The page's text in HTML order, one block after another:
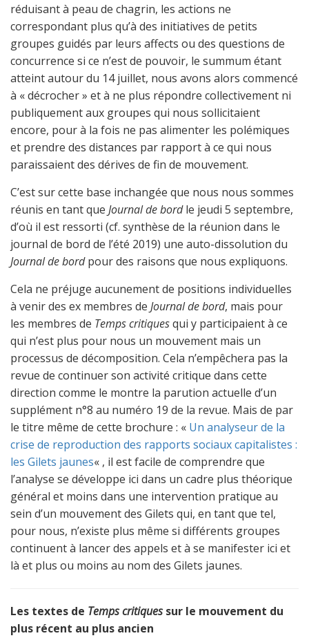
réduisant à peau de chagrin, les actions ne
correspondant plus qu’à des initiatives de petits
groupes guidés par leurs affects ou des questions de
concurrence si ce n’est de pouvoir, le summum étant
atteint autour du 14 juillet, nous avons alors commencé
à « décrocher » et à ne plus répondre collectivement ni
publiquement aux groupes qui nous sollicitaient
encore, pour à la fois ne pas alimenter les polémiques
et prendre des distances par rapport à ce qui nous
paraissaient des dérives de fin de mouvement.
C’est sur cette base inchangée que nous nous sommes
réunis en tant que Journal de bordle jeudi 5 septembre,
d’où il est ressorti (cf. synthèse de la réunion dans le
journal de bord de l’été 2019) une auto-dissolution du
Journal de bordpour des raisons que nous expliquons.
Cela ne préjuge aucunement de positions individuelles
à venir des ex membres de Journal de bord, mais pour
les membres de Temps critiquesqui y participaient à ce
qui n’est plus pour nous un mouvement mais un
processus de décomposition. Cela n’empêchera pas la
revue de continuer son activité critique dans cette
direction comme le montre la parution actuelle d’un
supplément n°8 au numéro 19 de la revue. Mais de par
le titre même de cette brochure : « Un analyseur de la
crise de reproduction des rapports sociaux capitalistes :
les Gilets jaunes« , il est facile de comprendre que
l’analyse se développe ici dans un cadre plus théorique
général et moins dans une intervention pratique au
sein d’un mouvement des Gilets qui, en tant que tel,
pour nous, n’existe plus même si différents groupes
continuent à lancer des appels et à se manifester ici et
là et plus ou moins au nom des Gilets jaunes.
Les textes de Temps critiquessur le mouvement du
plus récent au plus ancien